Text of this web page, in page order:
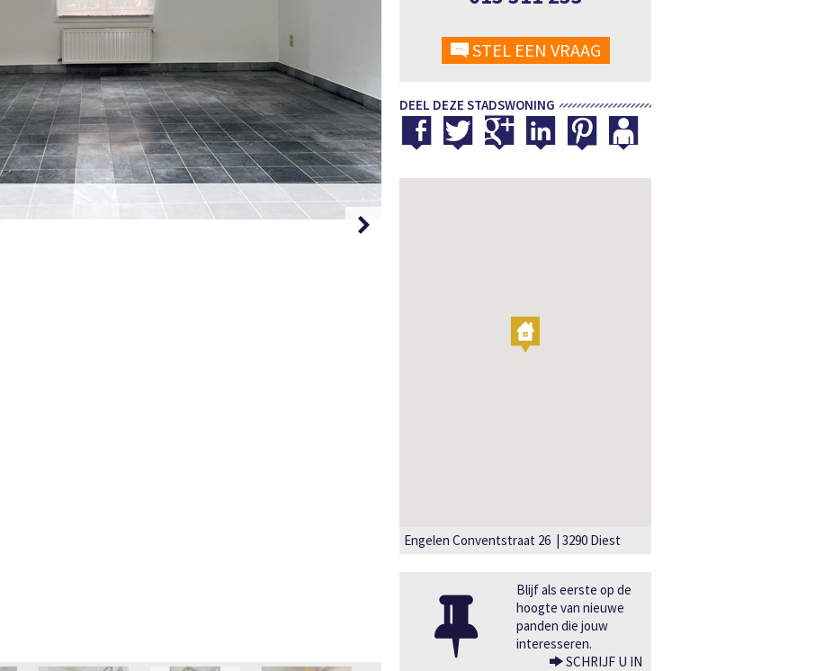
STEL EEN VRAAG
DEEL DEZE STADSWONING
Engelen Conventstraat 26 | 3290 Diest
Blijf als eerste op de
hoogte van nieuwe
panden die jouw
interesseren.
SCHRIJF U IN